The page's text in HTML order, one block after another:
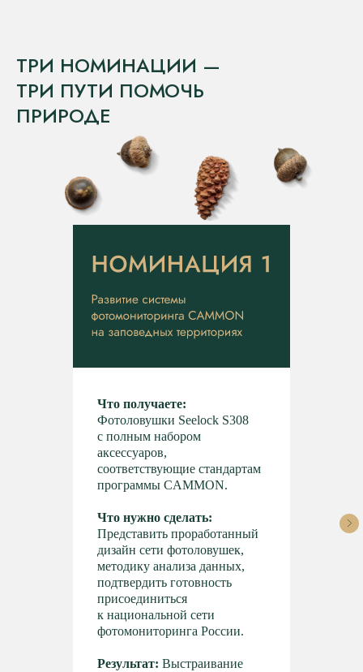
ТРИ НОМИНАЦИИ —
ТРИ ПУТИ ПОМОЧЬ
ПРИРОДЕ
Что получаете:
Фотоловушки Seelock S308
с полным набором
аксессуаров,
соответствующие стандартам
программы CAMMON.
Что нужно сделать:
Представить проработанный
дизайн сети фотоловушек,
методику анализа данных,
подтвердить готовность
присоединиться
к национальной сети
фотомониторинга России.
Результат: Выстраивание